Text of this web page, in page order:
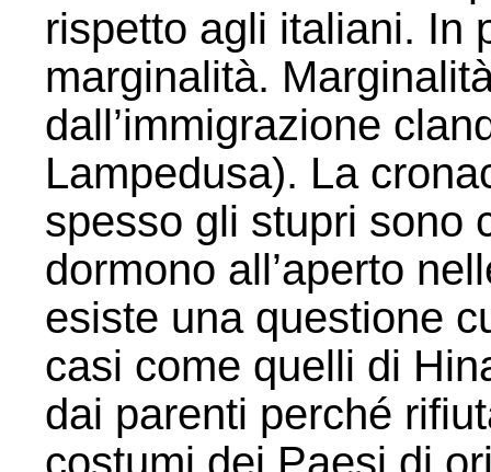
rispetto agli italiani. In
marginalità.
dall’immigrazione
Lampedusa). La
spesso gli stupri sono
dormono all’aperto
esiste una questione
casi come quelli di
dai parenti perché